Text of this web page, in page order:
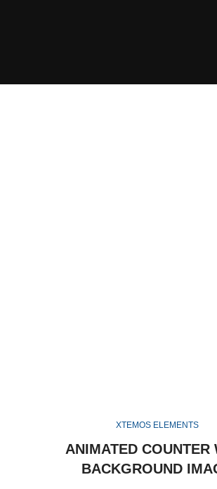
XTEMOS ELEMENTS
ANIMATED COUNTER
BACKGROUND